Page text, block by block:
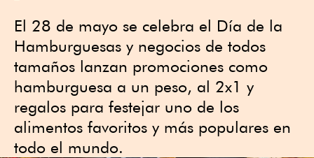
El 28 de mayo se celebra el Día de la
Hamburguesas y negocios de todos
tamaños lanzan promociones como
hamburguesa a un peso, al 2x1 y
regalos para festejar uno de los
alimentos favoritos y más populares en
todo el mundo.